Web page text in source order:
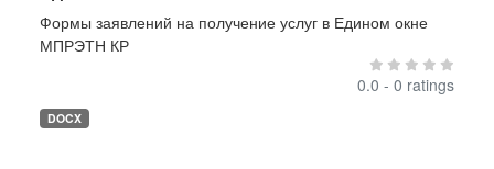
Формы заявлений на получение услуг в Едином окне
МПРЭТН КР
0.0 - 0 ratings
DOCX